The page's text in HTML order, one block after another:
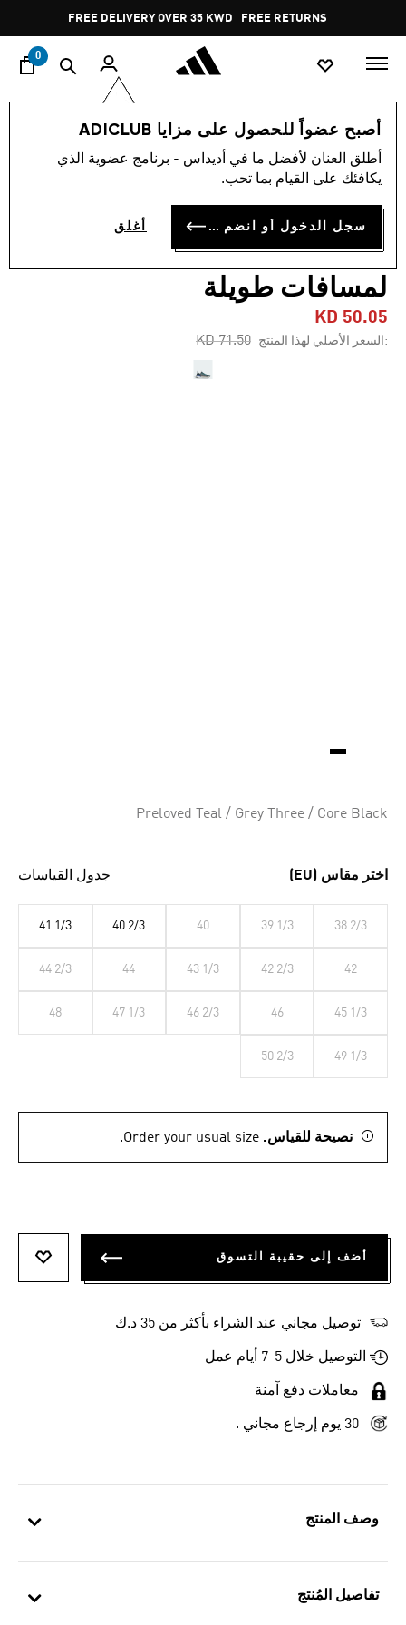
Pause
promotion
rotation
FREE DELIVERY OVER 35 KWD FREE RETURNS
0
أصبح عضواً للحصول على مزايا ADICLUB
أطلق العنان لأفضل ما في أديداس - برنامج عضوية الذي
يكافئك على القيام بما تحب.
سجل الدخول أو انضم الآن أغلق
وصف المنتج
تفاصيل المُنتج
الرجال أحذية
-30%
حذاء TERREX FREE HIKER 2.0
LOW GORE-TEX للمشي
لمسافات طويلة
KD 50.05
:السعر الأصلي لهذا المنتج Price reduced from
KD 71.50
to
Preloved Teal / Grey Three / Core Black
اختر مقاس (EU) جدول القياسات
38 2/3
39 1/3
40
40 2/3
41 1/3
42
42 2/3
43 1/3
44
44 2/3
45 1/3
46
46 2/3
47 1/3
48
49 1/3
50 2/3
نصيحة للقياس. Order your usual size.
أضف إلى حقيبة التسوق
توصيل مجاني عند الشراء بأكثر من 35 د.ك
التوصيل خلال 5-7 أيام عمل
معاملات دفع آمنة